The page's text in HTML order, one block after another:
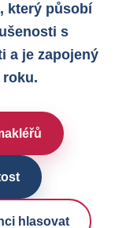
který působí
s
a je zapojený
hlasovat